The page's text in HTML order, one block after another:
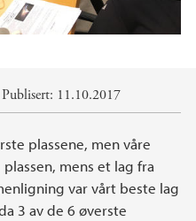
Publisert: 11.10.2017
plassene, men våre
mens et lag fra
var vårt beste lag
3 av de 6 øverste